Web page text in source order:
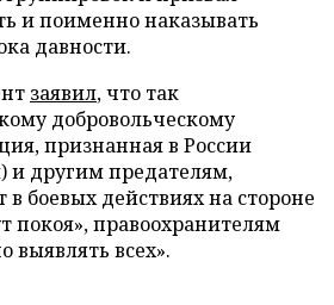
и поименно наказывать
давности.
заявил, что так
добровольческому
признанная в России
и другим предателям,
в боевых действиях на стороне
покоя», правоохранителям
выявлять всех».